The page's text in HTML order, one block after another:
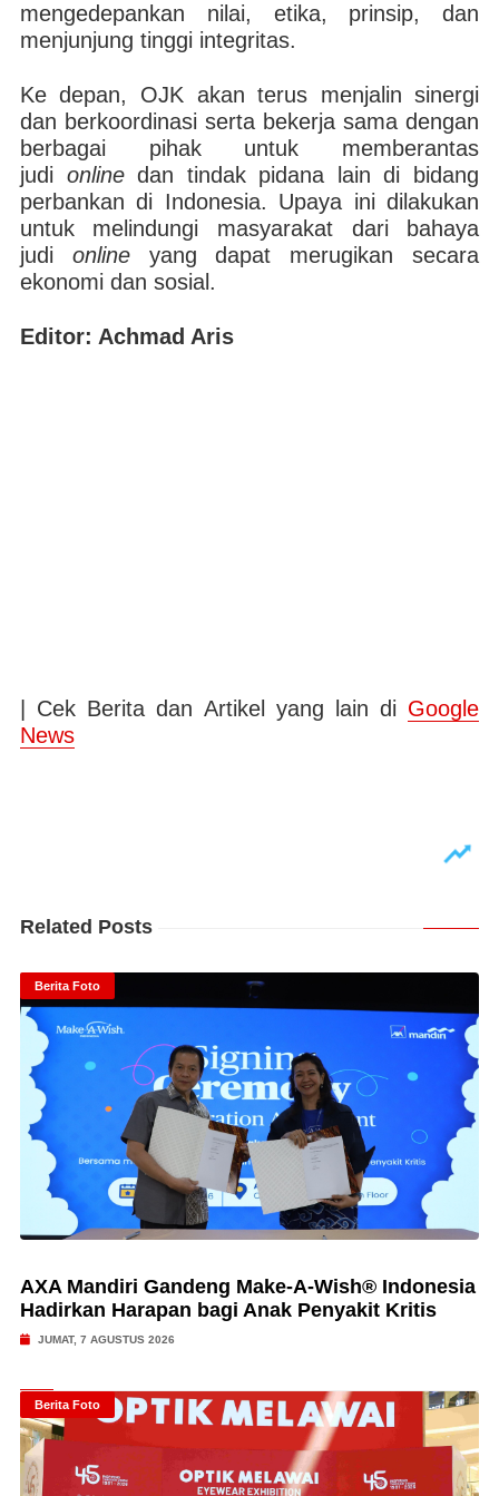
mengedepankan nilai, etika, prinsip, dan
menjunjung tinggi integritas.
Ke depan, OJK akan terus menjalin sinergi
dan berkoordinasi serta bekerja sama dengan
berbagai pihak untuk memberantas
judi onlinedan tindak pidana lain di bidang
perbankan di Indonesia. Upaya ini dilakukan
untuk melindungi masyarakat dari bahaya
judi onlineyang dapat merugikan secara
ekonomi dan sosial.
Editor: Achmad Aris
| Cek Berita dan Artikel yang lain di Google
News
Related Posts
Berita Foto
AXA Mandiri Gandeng Make-A-Wish® Indonesia
Hadirkan Harapan bagi Anak Penyakit Kritis
JUMAT, 7 AGUSTUS 2026
Berita Foto